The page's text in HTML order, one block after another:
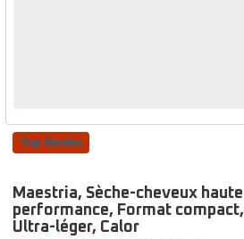
Top Ventes
Maestria, Sèche-cheveux haute
performance, Format compact,
Ultra-léger, Calor
Note